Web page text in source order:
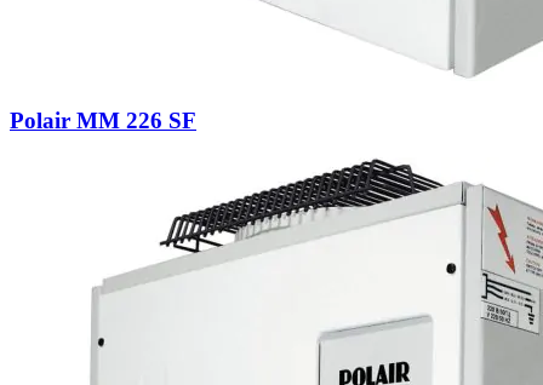
Polair MM 226 SF